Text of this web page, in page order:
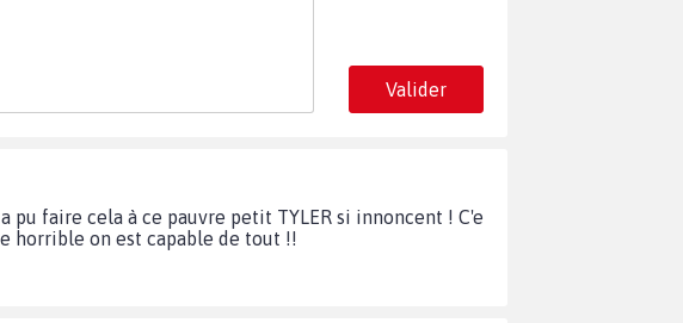
Valider
faire cela à ce pauvre petit TYLER si innoncent ! C'e
horrible on est capable de tout !!